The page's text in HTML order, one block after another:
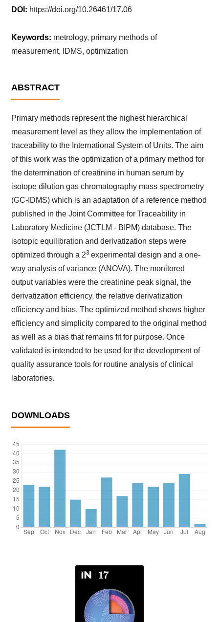
DOI: https://doi.org/10.26461/17.06
Keywords: metrology, primary methods of
measurement, IDMS, optimization
ABSTRACT
Primary methods represent the highest hierarchical
measurement level as they allow the implementation of
traceability to the International System of Units. The aim
of this work was the optimization of a primary method for
the determination of creatinine in human serum by
isotope dilution gas chromatography mass spectrometry
(GC-IDMS) which is an adaptation of a reference method
published in the Joint Committee for Traceability in
Laboratory Medicine (JCTLM - BIPM) database. The
isotopic equilibration and derivatization steps were
optimized through a 23 experimental design and a one-
way analysis of variance (ANOVA). The monitored
output variables were the creatinine peak signal, the
derivatization efficiency, the relative derivatization
efficiency and bias. The optimized method shows higher
efficiency and simplicity compared to the original method
as well as a bias that remains fit for purpose. Once
validated is intended to be used for the development of
quality assurance tools for routine analysis of clinical
laboratories.
DOWNLOADS